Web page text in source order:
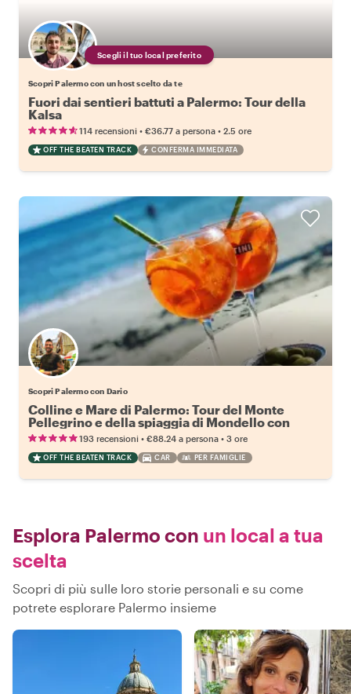
Scegli il tuo local preferito
Scopri Palermo con un host scelto da te
Fuori dai sentieri battuti a Palermo: Tour della
Kalsa
114 recensioni • €36.77 a persona • 2.5 ore
OFF THE BEATEN TRACK CONFERMA IMMEDIATA
Scopri Palermo con Dario
Colline e Mare di Palermo: Tour del Monte
Pellegrino e della spiaggia di Mondello con
Spritz e Pasto193 recensioni • €88.24 a persona • 3 ore
OFF THE BEATEN TRACK CAR PER FAMIGLIE
Esplora Palermo con un local a tua
scelta
Scopri di più sulle loro storie personali e su come
potrete esplorare Palermo insieme